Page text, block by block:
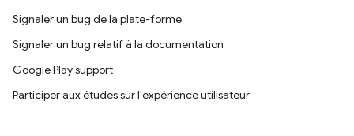
Signaler un bug de la plate-forme
Signaler un bug relatif à la documentation
Google Play support
Participer aux études sur l'expérience utilisateur